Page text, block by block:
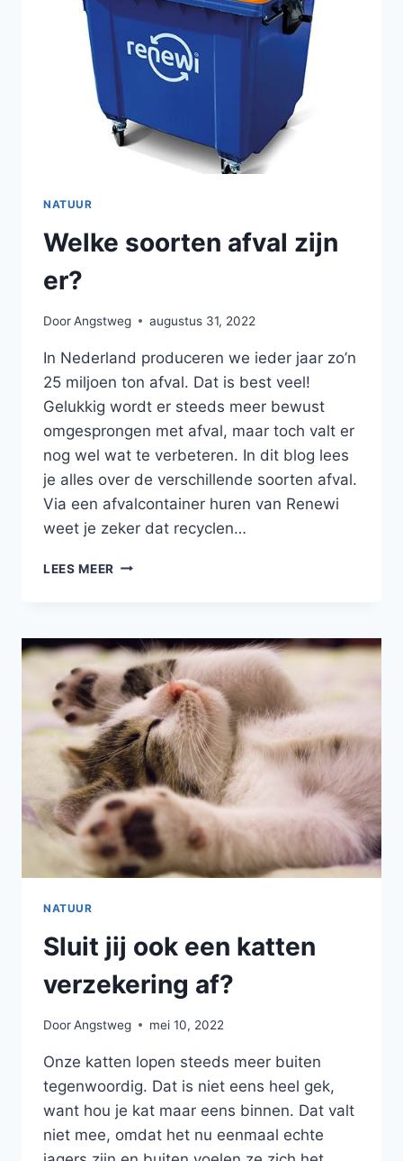
NATUUR
Welke soorten afval zijn
er?
DoorAngstweg augustus 31, 2022
In Nederland produceren we ieder jaar zo’n
25 miljoen ton afval. Dat is best veel!
Gelukkig wordt er steeds meer bewust
omgesprongen met afval, maar toch valt er
nog wel wat te verbeteren. In dit blog lees
je alles over de verschillende soorten afval.
Via een afvalcontainer huren van Renewi
weet je zeker dat recyclen…
LEES MEER WELKE
ER?
NATUUR
Sluit jij ook een katten
verzekering af?
DoorAngstweg mei 10, 2022
Onze katten lopen steeds meer buiten
tegenwoordig. Dat is niet eens heel gek,
want hou je kat maar eens binnen. Dat valt
niet mee, omdat het nu eenmaal echte